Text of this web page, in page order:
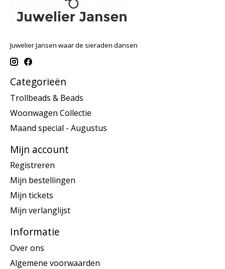
Juwelier Jansen waar de sieraden dansen
Categorieën
Trollbeads & Beads
Woonwagen Collectie
Maand special - Augustus
Mijn account
Registreren
Mijn bestellingen
Mijn tickets
Mijn verlanglijst
Informatie
Over ons
Algemene voorwaarden